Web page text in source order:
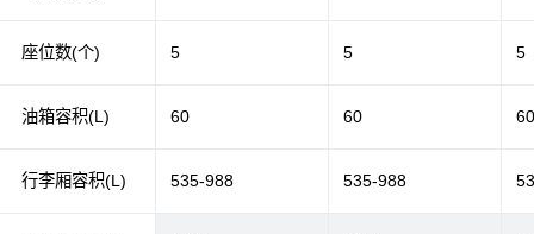
座位数(个)
油箱容积(L)
行李厢容积(L)
5 5 5
60 60
535-988 535-988